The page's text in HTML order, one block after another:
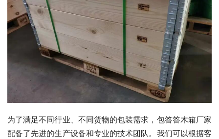
为了满足不同行业、不同货物的包装需求，包答答木箱厂家
配备了先进的生产设备和专业的技术团队。我们可以根据客